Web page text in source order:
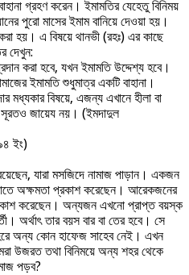
গ্রহণ করেন। ইমামতির যেহেতু বিনিময়
পুরো মাসের ইমাম বানিয়ে দেওয়া হয়।
হয়। এ বিষয়ে থানভী (রহঃ) এর কাছে
দেখুন:
করা হবে, যখন ইমামতি উদ্দেশ্য হবে।
ইমামতি শুধুমাত্র একটি বাহানা।
মধ্যকার বিষয়ে, এজন্য এখানে হীলা বা
জায়েয নয়। (ইমদাদুল
ইং)
যারা মসজিদে নামাজ পাড়ান। একজন
অক্ষমতা প্রকাশ করেছেন। আরেকজনের
করেছেন। অন্যজন এখনো প্রাপ্ত বয়স্ক
অর্থাৎ তার বয়স বার বা তের হবে। সে
অন্য কোন হাফেজ সাহেব নেই। এখন
উজরত তথা বিনিময়ে অন্য শহর থেকে
পড়ব?